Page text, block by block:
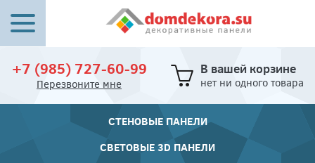
+7 (985) 727-60-99
Перезвоните мне
В вашей корзине
нет ни одного товара
СТЕНОВЫЕ ПАНЕЛИ
СВЕТОВЫЕ 3D ПАНЕЛИ